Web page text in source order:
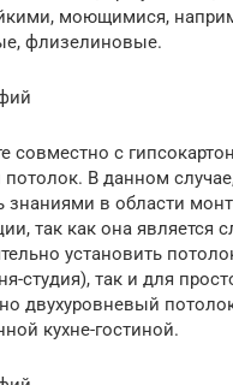
моющимися,
флизелиновые.
совместно с
потолок. В данном
знаниями в области
так как она является
установить
студия), так и для
двухуровневый
кухне-гостиной.